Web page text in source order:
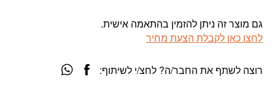
גם מוצר זה ניתן להזמין בהתאמה אישית.
לחצו כאן לקבלת הצעת מחיר
רוצה לשתף את החבר/ה? לחצ/י לשיתוף: